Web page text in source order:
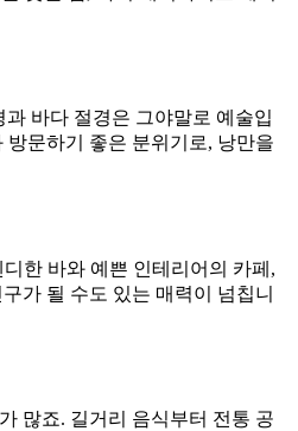
바다 절경은 그야말로 예술입
문하기 좋은 분위기로, 낭만을
한 바와 예쁜 인테리어의 카페,
가 될 수도 있는 매력이 넘칩니
많죠. 길거리 음식부터 전통 공